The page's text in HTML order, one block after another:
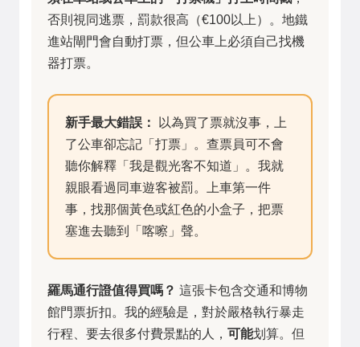
否則視同逃票，罰款很高（€100以上）。地鐵
進站閘門會自動打票，但公車上必須自己找機
器打票。
新手最大錯誤：
以為買了票就沒事，上
了公車卻忘記「打票」。查票員可不會
聽你解釋「我是觀光客不知道」。我就
親眼看過同車遊客被罰。上車第一件
事，找那個黃色或紅色的小盒子，把票
塞進去聽到「喀嚓」聲。
羅馬通行證值得買嗎？ 這張卡包含交通和博物
館門票折扣。我的經驗是，對於嚴格執行暴走
行程、要去很多付費景點的人， 可能划算。但